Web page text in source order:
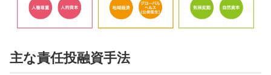
主な責任投融資手法